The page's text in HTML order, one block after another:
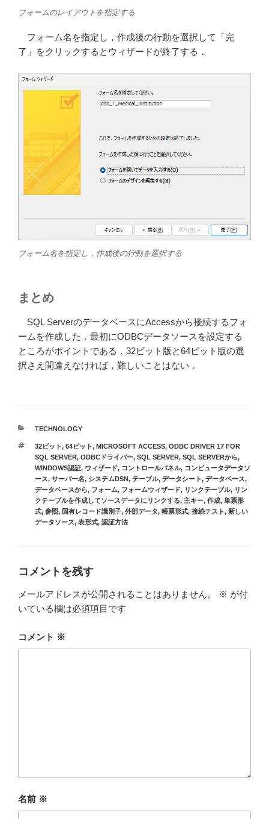
フォームのレイアウトを指定する
フォーム名を指定し，作成後の行動を選択して「完
了」をクリックするとウィザードが終了する．
フォーム名を指定し，作成後の行動を選択する
まとめ
SQL ServerのデータベースにAccessから接続するフォ
ームを作成した．最初にODBCデータソースを設定する
ところがポイントである．32ビット版と64ビット版の選
択さえ間違えなければ，難しいことはない．
カ
ゴ
リ
ー
TECHNOLOGY
タ
グ
32ビット, 64ビット, MICROSOFT ACCESS, ODBC DRIVER 17 FOR
SQL SERVER, ODBCドライバー, SQL SERVER, SQL SERVERから,
WINDOWS認証, ウィザード, コントロールパネル, コンピュータデータソ
ース, サーバー名, システムDSN, テーブル, データシート, データベース,
データベースから, フォーム, フォームウィザード, リンクテーブル, リン
クテーブルを作成してソースデータにリンクする, 主キー, 作成, 単票形
式, 参照, 固有レコード識別子, 外部データ, 帳票形式, 接続テスト, 新しい
データソース, 表形式, 認証方法
コメントを残す
メールアドレスが公開されることはありません。 ※ が付
いている欄は必須項目です
コメント ※
名前 ※